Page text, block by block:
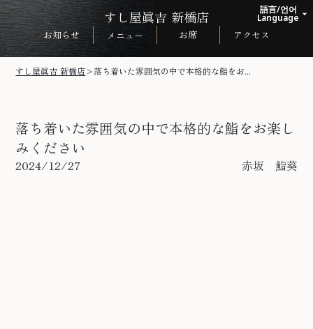
すし屋眞吉 新橋店>落ち着いた雰囲気の中で本格的な鮨をお...
落ち着いた雰囲気の中で本格的な鮨をお楽し
みください
2024/12/27 赤坂 鮨葵
語言/언어
Language arrow_drop_up
すし屋眞吉 新橋店
お知らせ メニュー お席 アクセス